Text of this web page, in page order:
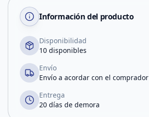
Información del producto
Disponibilidad
10 disponibles
Envío
Envío a acordar con el comprador
Entrega
20 días de demora